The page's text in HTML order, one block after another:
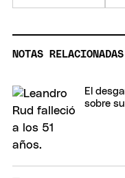
NOTAS RELACIONADAS
El
sobre